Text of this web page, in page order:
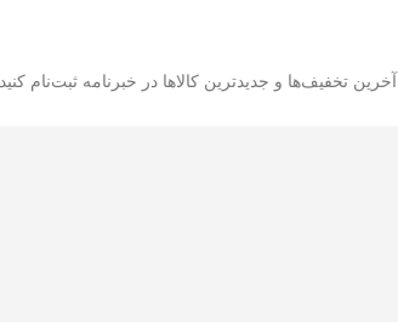
تخفیف‌ها و جدیدترین کالاها در خبرنامه ثبت‌نام کنید.